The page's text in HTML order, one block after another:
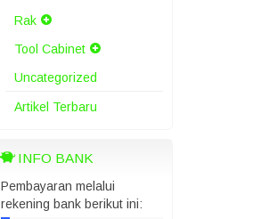
Rak
Tool Cabinet
Uncategorized
Artikel Terbaru
INFO BANK
Pembayaran melalui
rekening bank berikut ini: